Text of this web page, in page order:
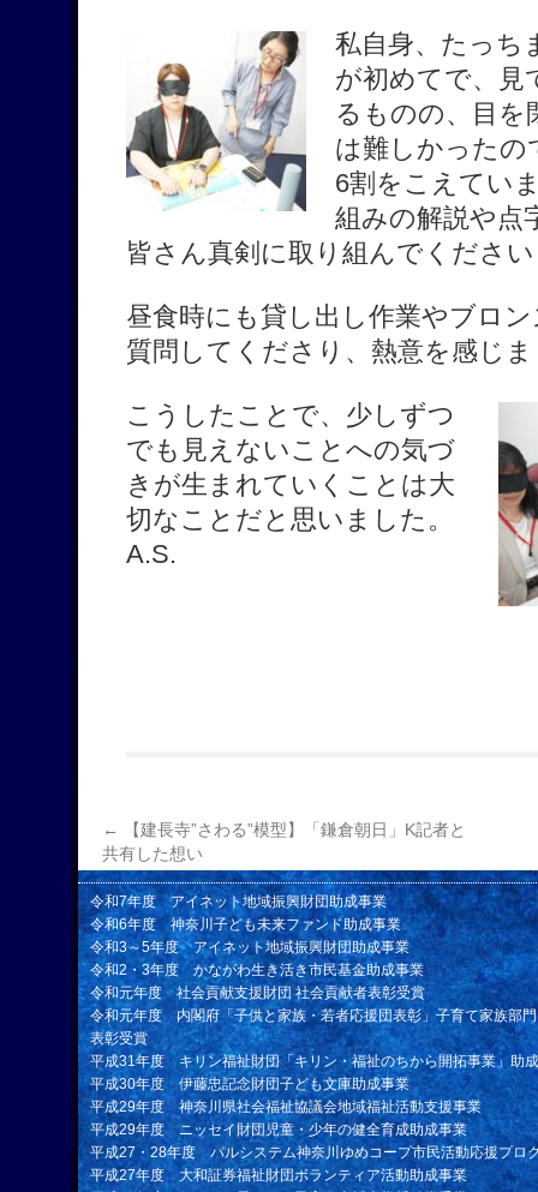
私自身、たっち
が初めてで、見
るものの、目を
は難しかったの
6割をこえてい
組みの解説や点
皆さん真剣に取り組んでくださ
昼食時にも貸し出し作業やブロ
質問してくださり、熱意を感じ
こうしたことで、少しずつ
でも見えないことへの気づ
きが生まれていくことは大
切なことだと思いました。
A.S.
←
【建長寺”さわる”模型】「鎌倉朝日」K記者と
共有した想い
令和7年度 アイネット地域振興財団助成事業
令和6年度 神奈川子ども未来ファンド助成事業
令和3～5年度 アイネット地域振興財団助成事業
令和2・3年度 かながわ生き活き市民基金助成事業
令和元年度 社会貢献支援財団 社会貢献者表彰受賞
令和元年度 内閣府「子供と家族・若者応援団表彰」子育て家族部
表彰受賞
平成31年度 キリン福祉財団「キリン・福祉のちから開拓事業」助
平成30年度 伊藤忠記念財団子ども文庫助成事業
平成29年度 神奈川県社会福祉協議会地域福祉活動支援事業
平成29年度 ニッセイ財団児童・少年の健全育成助成事業
平成27・28年度 パルシステム神奈川ゆめコープ市民活動応援プロ
平成27年度 大和証券福祉財団ボランティア活動助成事業